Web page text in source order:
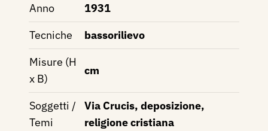
Anno
1931
Tecniche
bassorilievo
Misure (H
x B)
cm
Soggetti /
Temi
Via Crucis, deposizione,
religione cristiana